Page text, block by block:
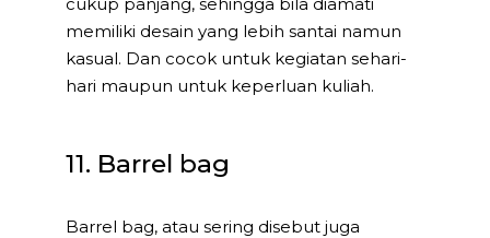
memiliki desain yang lebih santai namun
kasual. Dan cocok untuk kegiatan sehari-
hari maupun untuk keperluan kuliah.
11. Barrel bag
Barrel bag, atau sering disebut juga